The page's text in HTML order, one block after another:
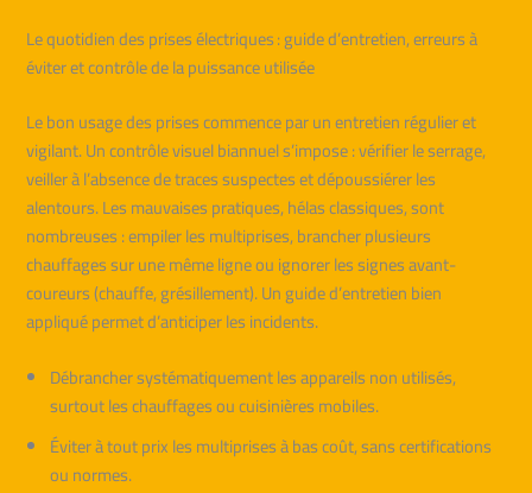
Le quotidien des prises électriques : guide d’entretien, erreurs à
éviter et contrôle de la puissance utilisée
Le bon usage des prises commence par un entretien régulier et
vigilant. Un contrôle visuel biannuel s’impose : vérifier le serrage,
veiller à l’absence de traces suspectes et dépoussiérer les
alentours. Les mauvaises pratiques, hélas classiques, sont
nombreuses : empiler les multiprises, brancher plusieurs
chauffages sur une même ligne ou ignorer les signes avant-
coureurs (chauffe, grésillement). Un guide d’entretien bien
appliqué permet d’anticiper les incidents.
Débrancher systématiquement les appareils non utilisés,
surtout les chauffages ou cuisinières mobiles.
Éviter à tout prix les multiprises à bas coût, sans certifications
ou normes.